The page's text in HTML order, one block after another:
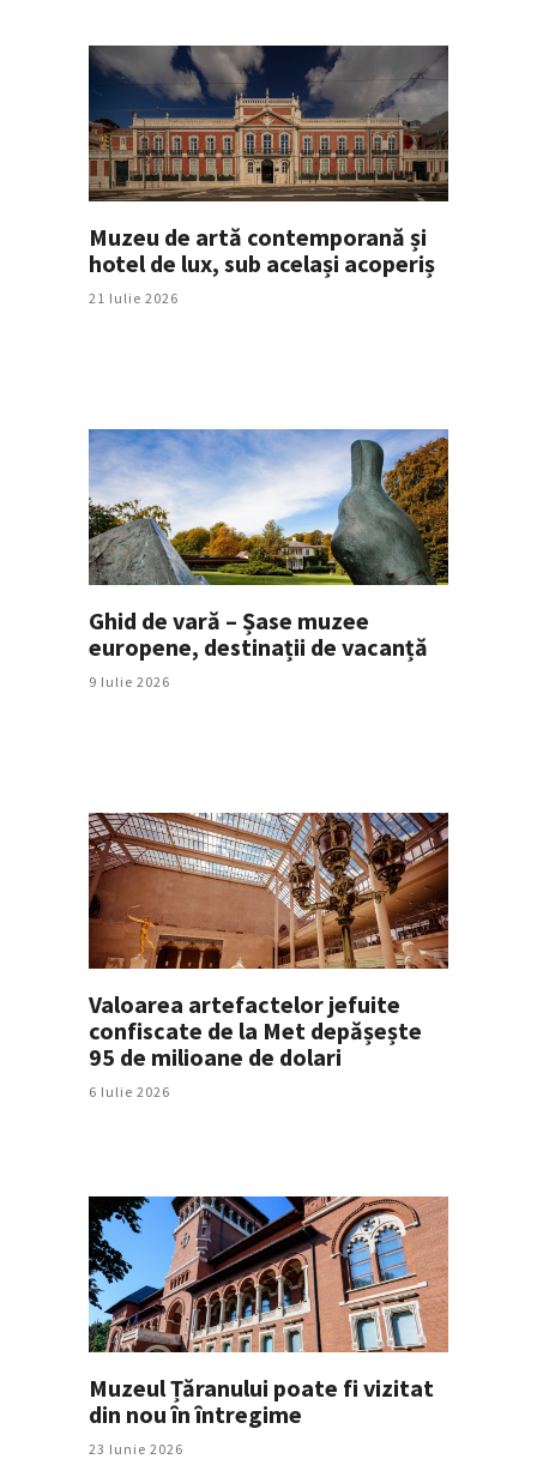
Muzeu de artă contemporană și
hotel de lux, sub același acoperiș
21 Iulie 2026
Ghid de vară – Șase muzee
europene, destinații de vacanță
9 Iulie 2026
Valoarea artefactelor jefuite
confiscate de la Met depășește
95 de milioane de dolari
6 Iulie 2026
Muzeul Țăranului poate fi vizitat
din nou în întregime
23 Iunie 2026